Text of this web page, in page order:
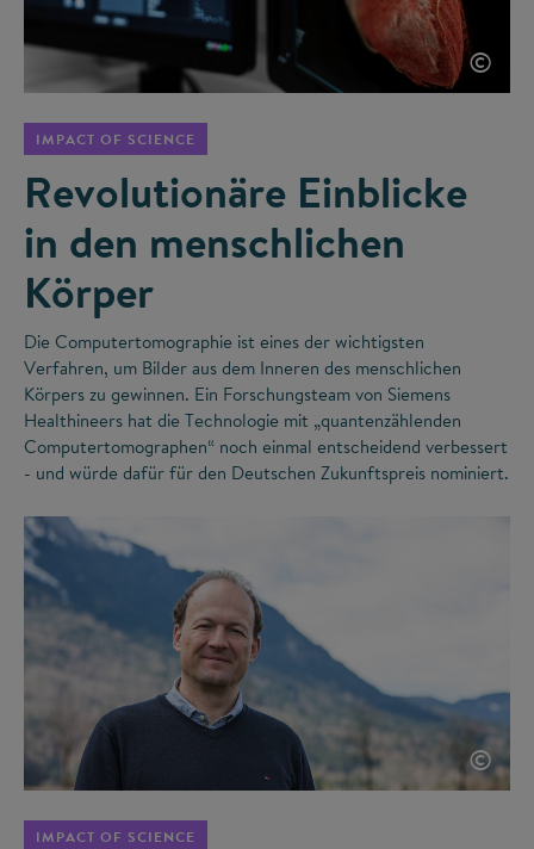
©
IMPACT OF SCIENCE
Revolutionäre Einblicke
in den menschlichen
Körper
Die Computertomographie ist eines der wichtigsten
Verfahren, um Bilder aus dem Inneren des menschlichen
Körpers zu gewinnen. Ein Forschungsteam von Siemens
Healthineers hat die Technologie mit „quantenzählenden
Computertomographen“ noch einmal entscheidend verbessert
- und würde dafür für den Deutschen Zukunftspreis nominiert.
©
IMPACT OF SCIENCE